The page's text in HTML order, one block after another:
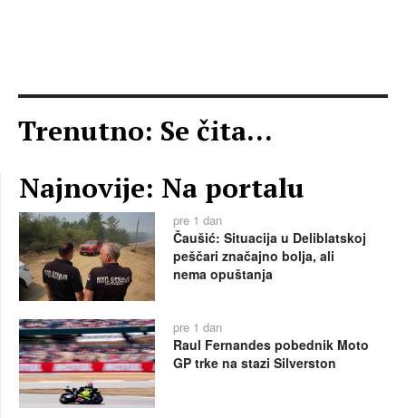
Trenutno: Se čita...
Najnovije: Na portalu
pre 1 dan
Čaušić: Situacija u Deliblatskoj
peščari značajno bolja, ali
nema opuštanja
pre 1 dan
Raul Fernandes pobednik Moto
GP trke na stazi Silverston